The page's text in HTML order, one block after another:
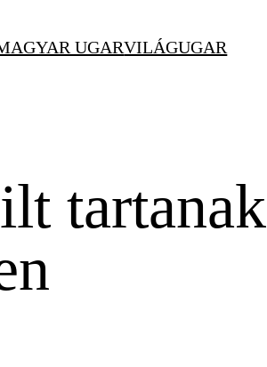
UGARVILÁGUGAR